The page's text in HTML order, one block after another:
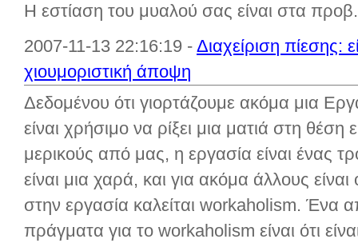
Η εστίαση του μυαλού σας είναι στα
2007-11-13 22:16:19 - Διαχείριση πίεσης:
χιουμοριστική άποψη
Δεδομένου ότι γιορτάζουμε ακόμα μια
είναι χρήσιμο να ρίξει μια ματιά στη θέση
μερικούς από μας, η εργασία είναι ένας
είναι μια χαρά, και για ακόμα άλλους
στην εργασία καλείται workaholism. Ένα
πράγματα για το workaholism είναι ότι